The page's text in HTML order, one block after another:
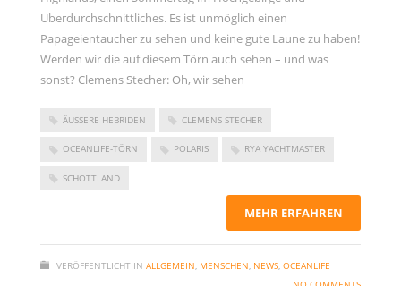
Überdurchschnittliches. Es ist unmöglich einen
Papageientaucher zu sehen und keine gute Laune zu haben!
Werden wir die auf diesem Törn auch sehen – und was
sonst? Clemens Stecher: Oh, wir sehen
ÄUSSERE HEBRIDEN CLEMENS STECHER
OCEANLIFE-TÖRN POLARIS RYA YACHTMASTER
SCHOTTLAND
MEHR ERFAHREN
VERÖFFENTLICHT IN ALLGEMEIN, MENSCHEN, NEWS, OCEANLIFE